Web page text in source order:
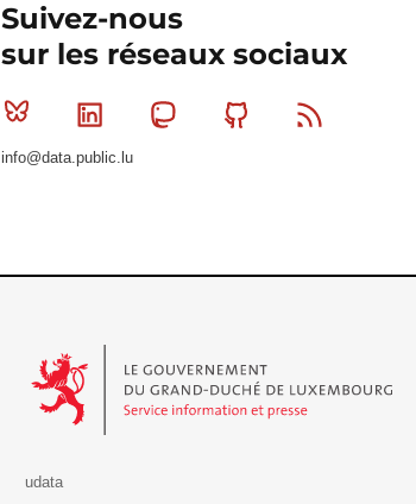
Suivez-nous
sur les réseaux sociaux
Bluesky Linkedin MastodonGithub
info@data.public.lu
udata